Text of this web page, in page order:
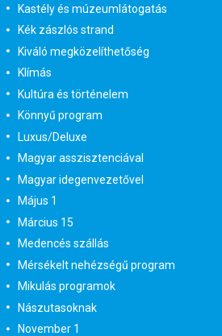
Kastély és múzeumlátogatás
Kék zászlós strand
Kiváló megközelíthetőség
Klímás
Kultúra és történelem
Könnyű program
Luxus/Deluxe
Magyar asszisztenciával
Magyar idegenvezetővel
Május 1
Március 15
Medencés szállás
Mérsékelt nehézségű program
Mikulás programok
Nászutasoknak
November 1